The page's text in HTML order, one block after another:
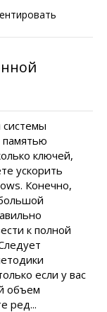
памятью
ключей,
ускорить
Конечно,
к полной
если у вас
объем
ред...